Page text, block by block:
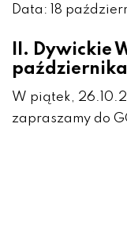
Data: 18
II. Dywickie
W piątek,
zapraszamy do